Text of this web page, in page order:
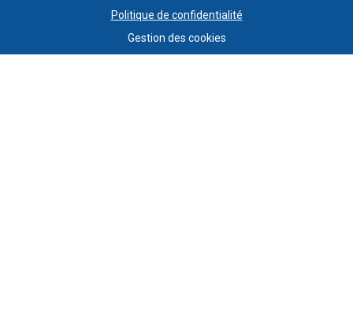
Politique de confidentialité
Gestion des cookies